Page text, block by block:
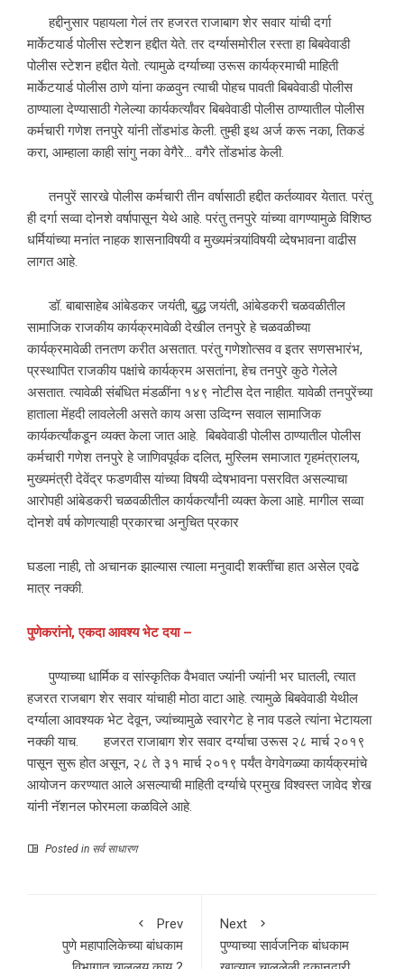
हद्दीनुसार पहायला गेलं तर हजरत राजाबाग शेर सवार यांची दर्गा
मार्केटयार्ड पोलीस स्टेशन हद्दीत येते. तर दर्ग्यासमोरील रस्ता हा बिबवेवाडी
पोलीस स्टेशन हद्दीत येतो. त्यामुळे दर्ग्याच्या उरूस कार्यक्रमाची माहिती
मार्केटयार्ड पोलीस ठाणे यांना कळवुन त्याची पोहच पावती बिबवेवाडी पोलीस
ठाण्याला देण्यासाठी गेलेल्या कार्यकर्त्यांवर बिबवेवाडी पोलीस ठाण्यातील पोलीस
कर्मचारी गणेश तनपुरे यांनी तोंडभांड केली. तुम्ही इथ अर्ज करू नका, तिकडं
करा, आम्हाला काही सांगु नका वेगैरे… वगैरे तोंडभांड केली.
तनपुरें सारखे पोलीस कर्मचारी तीन वर्षासाठी हद्दीत कर्तव्यावर येतात. परंतु
ही दर्गा सव्वा दोनशे वर्षापासून येथे आहे. परंतु तनपुरे यांच्या वागण्यामुळे विशिष्ठ
धर्मियांच्या मनांत नाहक शासनाविषयी व मुख्यमंत्र्यांविषयी व्देषभावना वाढीस
लागत आहे.
डॉ. बाबासाहेब आंबेडकर जयंंती, बुद्ध जयंती, आंबेडकरी चळवळीतील
सामाजिक राजकीय कार्यक्रमावेळी देखील तनपुरे हे चळवळीच्या
कार्यक्रमावेळी तनतण करीत असतात. परंतु गणेशोत्सव व इतर सणसभारंभ,
प्रस्थापित राजकीय पक्षांचे कार्यक्रम असतांना, हेच तनपुरे कुठे गेलेले
असतात. त्यावेळी संबंधित मंडळींना १४९ नोटीस देत नाहीत. यावेळी तनपुरेंच्या
हाताला मेंहदी लावलेली असते काय असा उव्दिग्न सवाल सामाजिक
कार्यकर्त्यांकडून व्यक्त केला जात आहे. बिबवेवाडी पोलीस ठाण्यातील पोलीस
कर्मचारी गणेश तनपुरे हे जाणिवपूर्वक दलित, मुस्लिम समाजात गृहमंत्रालय,
मुख्यमंत्री देवेंद्र फडणवीस यांच्या विषयी व्देषभावना पसरवित असल्याचा
आरोपही आंबेडकरी चळवळीतील कार्यकर्त्यांनी व्यक्त केला आहे. मागील सव्वा
दोनशे वर्ष कोणत्याही प्रकारचा अनुचित प्रकार
घडला नाही, तो अचानक झाल्यास त्याला मनुवादी शक्तींचा हात असेल एवढे
मात्र नक्की.
पुणेकरांनो,एकदा आवश्य भेट दया–
पुण्याच्या धार्मिक व सांस्कृतिक वैभवात ज्यांनी ज्यांनी भर घातली, त्यात
हजरत राजबाग शेर सवार यांचाही मोठा वाटा आहे. त्यामुळे बिबवेवाडी येथील
दर्ग्याला आवश्यक भेट देवून, ज्यांच्यामुळे स्वारगेट हे नाव पडले त्यांना भेटायला
नक्की याच. हजरत राजाबाग शेर सवार दर्ग्याचा उरूस २८ मार्च २०१९
पासून सुरू होत असून, २८ ते ३१ मार्च २०१९ पर्यंत वेगवेगळ्या कार्यक्रमांचे
आयोजन करण्यात आले असल्याची माहिती दर्ग्याचे प्रमुख विश्‍वस्त जावेद शेख
यांनी नॅशनल फोरमला कळविले आहे.
Posted in सर्व साधारण
Prev
पुणे महापालिकेच्या बांधकाम
Next
पुण्याच्या सार्वजनिक बांधकाम